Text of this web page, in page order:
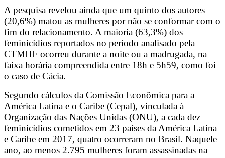
A pesquisa revelou ainda que um quinto dos autores
(20,6%) matou as mulheres por não se conformar com o
fim do relacionamento. A maioria (63,3%) dos
feminicídios reportados no período analisado pela
CTMHF ocorreu durante a noite ou a madrugada, na
faixa horária compreendida entre 18h e 5h59, como foi
o caso de Cácia.
Segundo cálculos da Comissão Econômica para a
América Latina e o Caribe (Cepal), vinculada à
Organização das Nações Unidas (ONU), a cada dez
feminicídios cometidos em 23 países da América Latina
e Caribe em 2017, quatro ocorreram no Brasil. Naquele
ano, ao menos 2.795 mulheres foram assassinadas na